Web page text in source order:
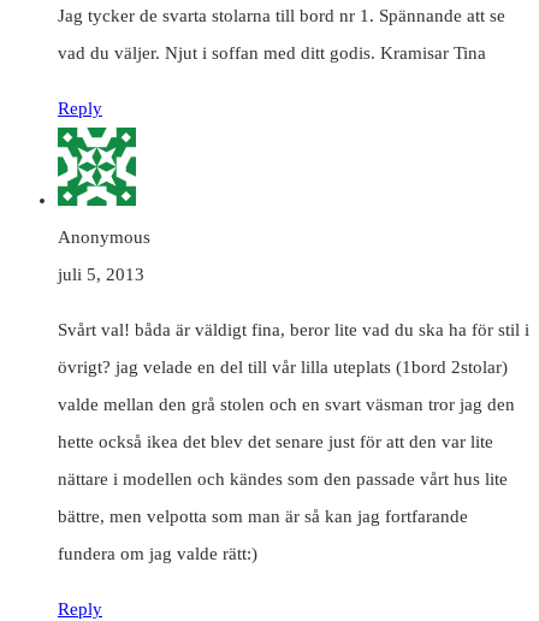
Jag tycker de svarta stolarna till bord nr 1. Spännande att se
vad du väljer. Njut i soffan med ditt godis. Kramisar Tina
Reply
Anonymous
juli 5, 2013
Svårt val! båda är väldigt fina, beror lite vad du ska ha för stil i
övrigt? jag velade en del till vår lilla uteplats (1bord 2stolar)
valde mellan den grå stolen och en svart väsman tror jag den
hette också ikea det blev det senare just för att den var lite
nättare i modellen och kändes som den passade vårt hus lite
bättre, men velpotta som man är så kan jag fortfarande
fundera om jag valde rätt:)
Reply